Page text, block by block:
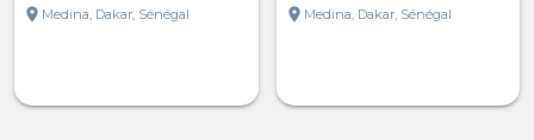
location_on Medina, Dakar, Sénégal
location_on Medina, Dakar, Sénégal